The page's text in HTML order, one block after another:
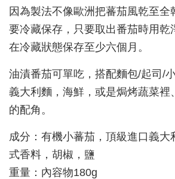
因為製法不像歐洲把蕃茄風乾至全
要冷藏保存，只要取出番茄時用乾
在冷藏狀態保存至少六個月。
油漬番茄可單吃，搭配麵包/起司/
義大利麵，海鮮，或是焗烤蔬菜裡
的配角。
成分：有機小蕃茄，頂級進口義大
式香料，胡椒，鹽
重量：內容物180g